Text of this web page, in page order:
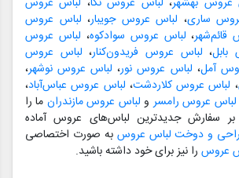
ساری، لباس عروس جویبار، لباس عروس
، لباس عروس سوادکوه، لباس عروس
، لباس عروس فریدون‌کنار، لباس عروس
آمل، لباس عروس نور، لباس عروس نوشهر،
، لباس عروس کلاردشت، لباس عروس عباس‌آباد،
لباس عروس رامسر و لباس عروس مازندران ما را
بر سفارش جدیدترین لباس‌های عروس آماده
و دوخت لباس عروس به صورت اختصاصی
عروس را نیز برای خود داشته باشید.